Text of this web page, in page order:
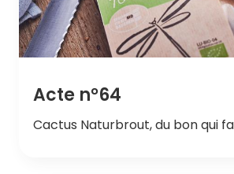
Acte n°64
Cactus Naturbrout, du bon qui